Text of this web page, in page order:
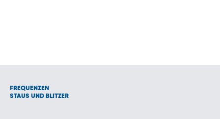
FREQUENZEN
STAUS UND BLITZER